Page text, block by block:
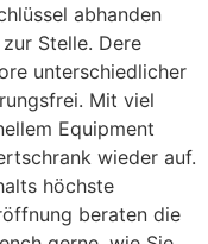
abhanden
Stelle. Dere
unterschiedlicher
Mit viel
Equipment
wieder auf.
höchste
beraten die